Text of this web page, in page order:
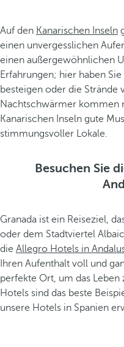
Auf den Kanarischen Inseln
einen unvergesslichen
einen außergewöhnlichen
Erfahrungen; hier haben
besteigen oder die Strände
Nachtschwärmer kommen
Kanarischen Inseln gute
stimmungsvoller Lokale.
Besuchen Sie
Granada ist ein Reiseziel,
oder dem Stadtviertel
die Allegro Hotels in
Ihren Aufenthalt voll und
perfekte Ort, um das
Hotels sind das beste
unsere Hotels in Spanien